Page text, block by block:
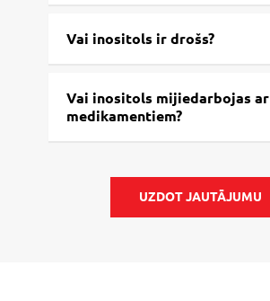
Vai inositols ir drošs?
Vai inositols mijiedarbojas ar
medikamentiem?
UZDOT JAUTĀJUMU